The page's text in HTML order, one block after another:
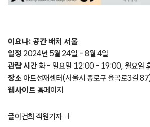
이요나: 공간 배치 서울
일정 2024년 5월 24일 – 8월 4일
관람 시간화 – 일요일 12:00 – 19:00, 월요일
장소 아트선재센터(서울시 종로구 율곡로3길
웹사이트 홈페이지
글이건희 객원기자